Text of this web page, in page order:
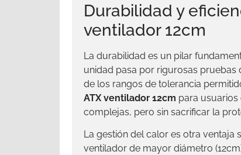
Durabilidad y
ventilador 12cm
La durabilidad es un pilar
unidad pasa por rigurosas pruebas
de los rangos de tolerancia
ATX ventilador 12cm para
complejas, pero sin sacrificar la
La gestión del calor es otra ventaja
ventilador de mayor diámetro